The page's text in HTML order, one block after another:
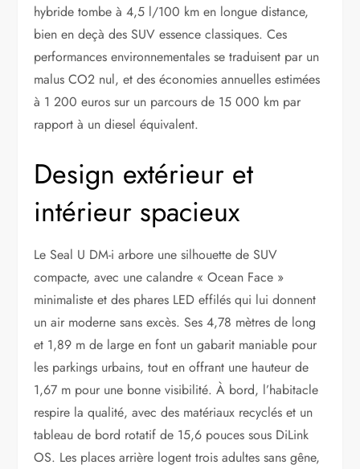
hybride tombe à 4,5 l/100 km en longue distance,
bien en deçà des SUV essence classiques. Ces
performances environnementales se traduisent par un
malus CO2 nul, et des économies annuelles estimées
à 1 200 euros sur un parcours de 15 000 km par
rapport à un diesel équivalent.
Design extérieur et
intérieur spacieux
Le Seal U DM-i arbore une silhouette de SUV
compacte, avec une calandre « Ocean Face »
minimaliste et des phares LED effilés qui lui donnent
un air moderne sans excès. Ses 4,78 mètres de long
et 1,89 m de large en font un gabarit maniable pour
les parkings urbains, tout en offrant une hauteur de
1,67 m pour une bonne visibilité. À bord, l’habitacle
respire la qualité, avec des matériaux recyclés et un
tableau de bord rotatif de 15,6 pouces sous DiLink
OS. Les places arrière logent trois adultes sans gêne,